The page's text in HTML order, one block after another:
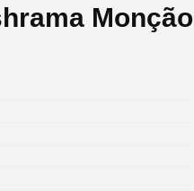
Monção